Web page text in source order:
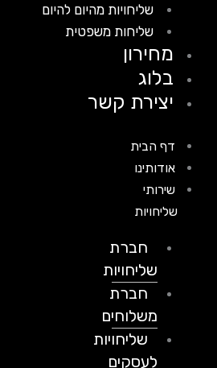
שליחויות מהיום להיום
שליחות משפטית
מחירון
בלוג
יצירת קשר
דף הבית
אודותינו
שירותי
שליחויות
חברת
שליחויות
חברת
משלוחים
שליחויות
לעסקים